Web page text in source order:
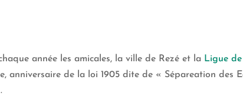
année les amicales, la ville de Rezé et la Ligue
anniversaire de la loi 1905 dite de « Sépareation des